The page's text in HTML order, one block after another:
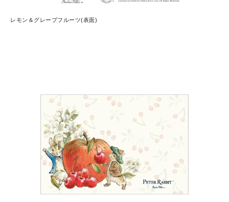
レモン＆グレープフルーツ(表面)